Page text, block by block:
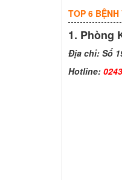
TOP 6
1. Phòng
Địa chỉ: Số
Hotline: